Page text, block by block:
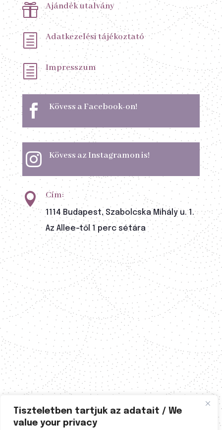
Tiszteletben tartjuk az adatait / We
value your privacy
 Ajándék utalvány
h Adatkezelési tájékoztató
h Impresszum
 Kövess a Facebook-on!
 Kövess az Instagramon is!
 Cím:
1114 Budapest, Szabolcska Mihály u. 1.
Az Allee-től 1 perc sétára